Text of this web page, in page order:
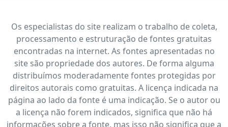
Os especialistas do site realizam o trabalho de coleta,
processamento e estruturação de fontes gratuitas
encontradas na internet. As fontes apresentadas no
site são propriedade dos autores. De forma alguma
distribuímos moderadamente fontes protegidas por
direitos autorais como gratuitas. A licença indicada na
página ao lado da fonte é uma indicação. Se o autor ou
a licença não forem indicados, significa que não há
informações sobre a fonte, mas isso não significa que a